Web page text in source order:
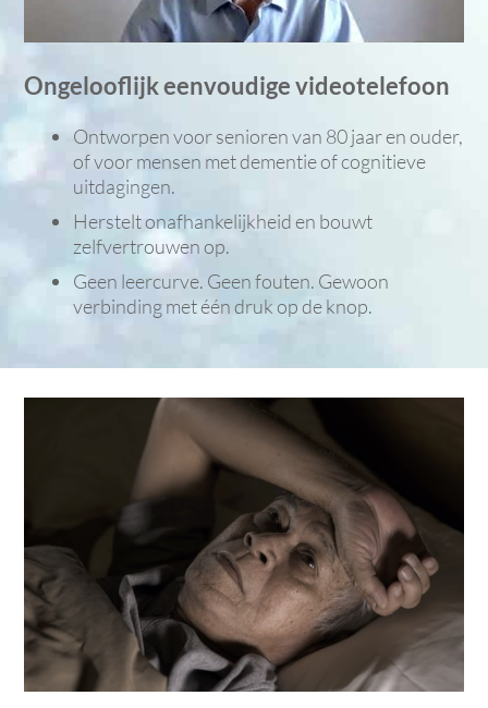
Ongelooflijk eenvoudige videotelefoon
Ontworpen voor senioren van 80 jaar en ouder,
of voor mensen met dementie of cognitieve
uitdagingen.
Herstelt onafhankelijkheid en bouwt
zelfvertrouwen op.
Geen leercurve. Geen fouten. Gewoon
verbinding met één druk op de knop.